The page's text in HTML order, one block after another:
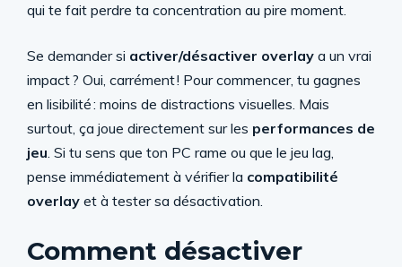
qui te fait perdre ta concentration au pire moment.
Se demander si activer/désactiver overlay a un vrai
impact ? Oui, carrément ! Pour commencer, tu gagnes
en lisibilité : moins de distractions visuelles. Mais
surtout, ça joue directement sur les performances de
jeu. Si tu sens que ton PC rame ou que le jeu lag,
pense immédiatement à vérifier la compatibilité
overlay et à tester sa désactivation.
Comment désactiver